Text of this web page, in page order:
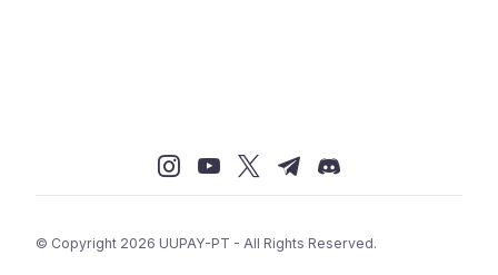
© Copyright 2026 UUPAY-PT - All Rights Reserved.